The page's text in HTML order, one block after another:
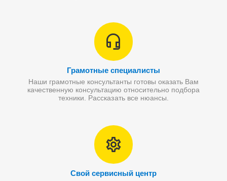
Грамотные специалисты
Наши грамотные консультанты готовы оказать Вам
качественную консультацию относительно подбора
техники. Рассказать все нюансы.
Свой сервисный центр